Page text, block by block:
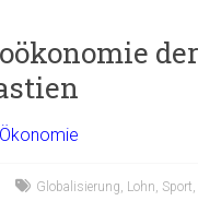
Ökonomie
Globalisierung, Lohn, Sport